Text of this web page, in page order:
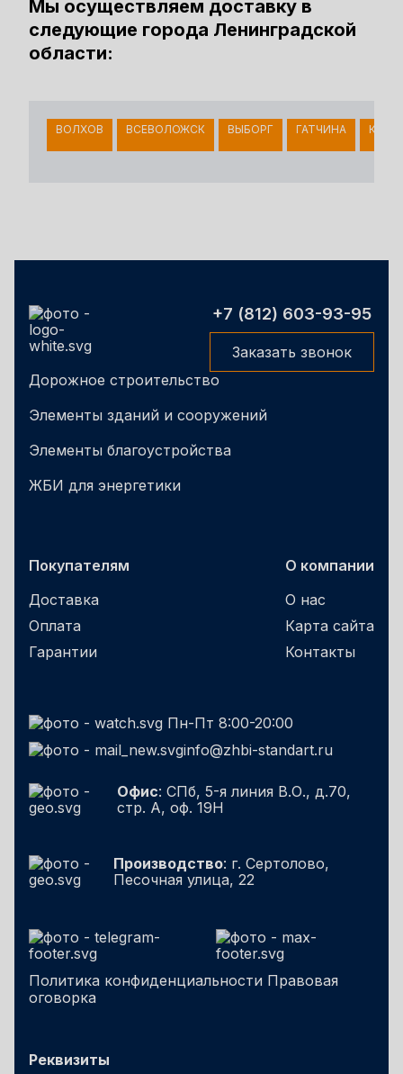
Мы осуществляем доставку в
следующие города Ленинградской
области:
ВОЛХОВ ВСЕВОЛОЖСК ВЫБОРГ ГАТЧИНА
+7 (812) 603-93-95
Заказать звонок
Дорожное строительство
Элементы зданий и сооружений
Элементы благоустройства
ЖБИ для энергетики
Покупателям
Доставка
Оплата
Гарантии
О компании
О нас
Карта сайта
Контакты
Пн-Пт 8:00-20:00
info@zhbi-standart.ru
Офис: СПб, 5-я линия В.О., д.70,
стр. А, оф. 19Н
Производство: г. Сертолово,
Песочная улица, 22
Политика конфиденциальности Правовая
оговорка
Реквизиты